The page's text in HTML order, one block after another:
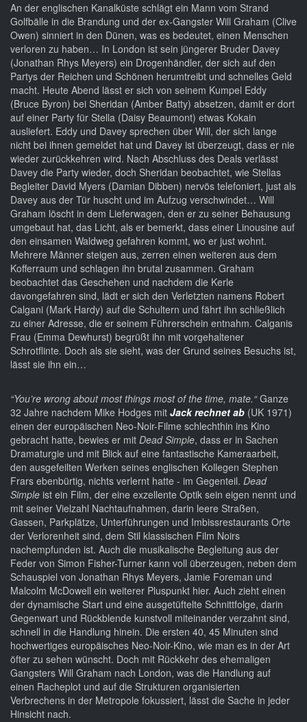
An der englischen Kanalküste schlägt ein Mann vom Strand
Golfbälle in die Brandung und der ex-Gangster Will Graham (Clive
Owen) sinniert in den Dünen, was es bedeutet, einen Menschen
verloren zu haben… In London ist sein jüngerer Bruder Davey
(Jonathan Rhys Meyers) ein Drogenhändler, der sich auf den
Partys der Reichen und Schönen herumtreibt und schnelles Geld
macht. Heute Abend lässt er sich von seinem Kumpel Eddy
(Bruce Byron) bei Sheridan (Amber Batty) absetzen, damit er dort
auf einer Party für Stella (Daisy Beaumont) etwas Kokain
ausliefert. Eddy und Davey sprechen über Will, der sich lange
nicht bei ihnen gemeldet hat und Davey ist überzeugt, dass er nie
wieder zurückkehren wird. Nach Abschluss des Deals verlässt
Davey die Party wieder, doch Sheridan beobachtet, wie Stellas
Begleiter David Myers (Damian Dibben) nervös telefoniert, just als
Davey aus der Tür huscht und im Aufzug verschwindet… Will
Graham löscht in dem Lieferwagen, den er zu seiner Behausung
umgebaut hat, das Licht, als er bemerkt, dass einer Linousine auf
den einsamen Waldweg gefahren kommt, wo er just wohnt.
Mehrere Männer steigen aus, zerren einen weiteren aus dem
Kofferraum und schlagen ihn brutal zusammen. Graham
beobachtet das Geschehen und nachdem die Kerle
davongefahren sind, lädt er sich den Verletzten namens Robert
Calgani (Mark Hardy) auf die Schultern und fährt ihn schließlich
zu einer Adresse, die er seinem Führerschein entnahm. Calganis
Frau (Emma Dewhurst) begrüßt ihn mit vorgehaltener
Schrotflinte. Doch als sie sieht, was der Grund seines Besuchs ist,
lässt sie ihn ein…
“You’re wrong about most things most of the time, mate.“Ganze
32 Jahre nachdem Mike Hodges mit Jack rechnet ab (UK 1971)
einen der europäischen Neo-Noir-Filme schlechthin ins Kino
gebracht hatte, bewies er mit Dead Simple, dass er in Sachen
Dramaturgie und mit Blick auf eine fantastische Kameraarbeit,
den ausgefeilten Werken seines englischen Kollegen Stephen
Frars ebenbürtig, nichts verlernt hatte - im Gegenteil. Dead
Simple ist ein Film, der eine exzellente Optik sein eigen nennt und
mit seiner Vielzahl Nachtaufnahmen, darin leere Straßen,
Gassen, Parkplätze, Unterführungen und Imbissrestaurants Orte
der Verlorenheit sind, dem Stil klassischen Film Noirs
nachempfunden ist. Auch die musikalische Begleitung aus der
Feder von Simon Fisher-Turner kann voll überzeugen, neben dem
Schauspiel von Jonathan Rhys Meyers, Jamie Foreman und
Malcolm McDowell ein weiterer Pluspunkt hier. Auch zieht einen
der dynamische Start und eine ausgetüftelte Schnittfolge, darin
Gegenwart und Rückblende kunstvoll miteinander verzahnt sind,
schnell in die Handlung hinein. Die ersten 40, 45 Minuten sind
hochwertiges europäisches Neo-Noir-Kino, wie man es in der Art
öfter zu sehen wünscht. Doch mit Rückkehr des ehemaligen
Gangsters Will Graham nach London, was die Handlung auf
einen Racheplot und auf die Strukturen organisierten
Verbrechens in der Metropole fokussiert, lässt die Sache in jeder
Hinsicht nach.